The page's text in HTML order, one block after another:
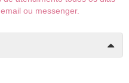
ou messenger.